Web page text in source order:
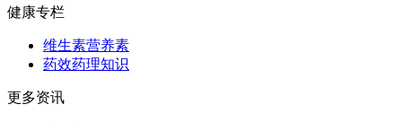
健康专栏
维生素营养素
药效药理知识
更多资讯